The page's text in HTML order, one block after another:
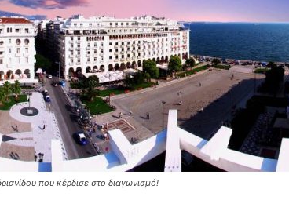
που κέρδισε στο διαγωνισμό!